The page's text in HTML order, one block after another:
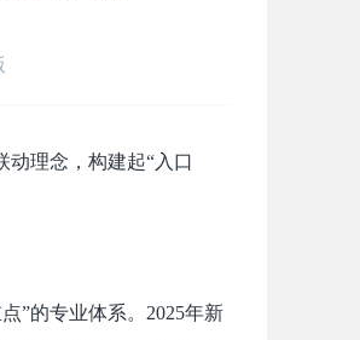
动理念，构建起“入口
”的专业体系。2025年新